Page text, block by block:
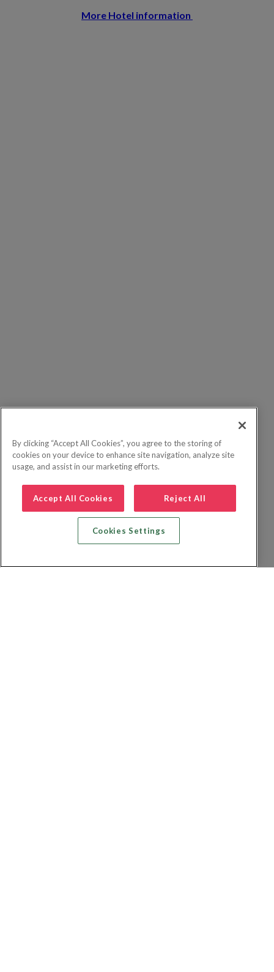
More Hotel information
By clicking “Accept All Cookies”, you agree to the storing of
cookies on your device to enhance site navigation, analyze site
usage, and assist in our marketing efforts.
Accept All Cookies Reject All
Cookies Settings